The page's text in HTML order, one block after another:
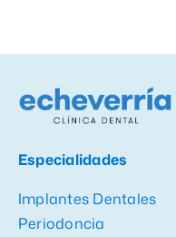
Especialidades
Implantes Dentales
Periodoncia